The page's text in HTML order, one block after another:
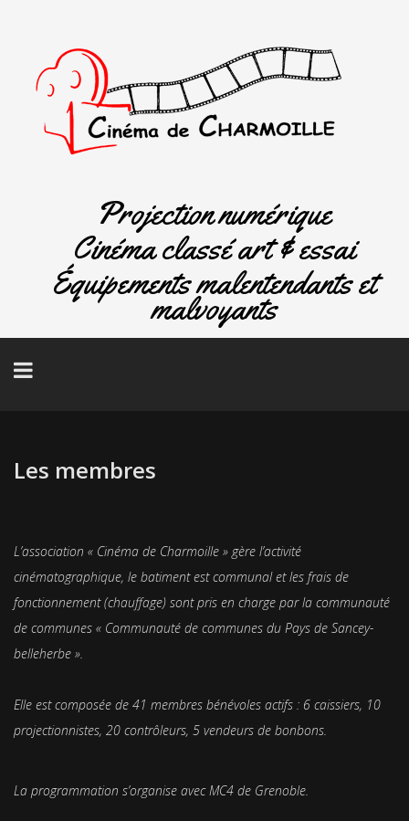
Projection numérique
Cinéma classé art & essai
Équipements malentendants et
malvoyants
Les membres
L’association « Cinéma de Charmoille » gère l’activité
cinématographique, le batiment est communal et les frais de
fonctionnement (chauffage) sont pris en charge par la communauté
de communes « Communauté de communes du Pays de Sancey-
belleherbe ».
Elle est composée de 41 membres bénévoles actifs : 6 caissiers, 10
projectionnistes, 20 contrôleurs, 5 vendeurs de bonbons.
La programmation s’organise avec MC4 de Grenoble.